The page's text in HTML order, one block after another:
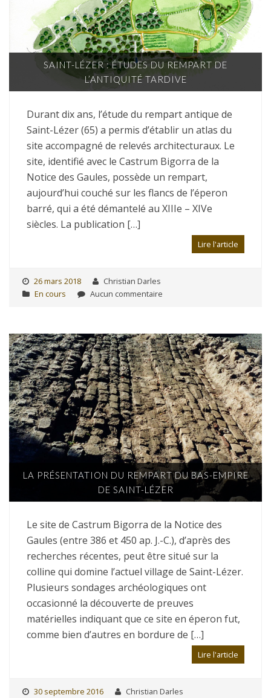
SAINT-LÉZER : ÉTUDES DU REMPART DE
L’ANTIQUITÉ TARDIVE
Durant dix ans, l’étude du rempart antique de
Saint-Lézer (65) a permis d’établir un atlas du
site accompagné de relevés architecturaux. Le
site, identifié avec le Castrum Bigorra de la
Notice des Gaules, possède un rempart,
aujourd’hui couché sur les flancs de l’éperon
barré, qui a été démantelé au XIIIe – XIVe
siècles. La publication […]
Lire l'article
26 mars 2018
Christian Darles
En cours
Aucun commentaire
LA PRÉSENTATION DU REMPART DU BAS-EMPIRE
DE SAINT-LÉZER
Le site de Castrum Bigorra de la Notice des
Gaules (entre 386 et 450 ap. J.-C.), d’après des
recherches récentes, peut être situé sur la
colline qui domine l’actuel village de Saint-Lézer.
Plusieurs sondages archéologiques ont
occasionné la découverte de preuves
matérielles indiquant que ce site en éperon fut,
comme bien d’autres en bordure de […]
Lire l'article
30 septembre 2016 Christian Darles